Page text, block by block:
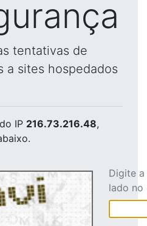
tentativas de
a sites hospedados
do IP 216.73.216.48,
Digite
lado no